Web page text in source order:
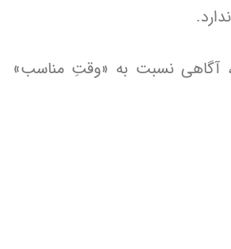
آگاهی نسبت به «وقتِ مناسب»